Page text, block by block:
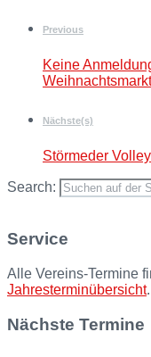
Previous
Keine
Nächste(s)
Störmeder
Search:
Service
Alle Vereins-Termine
Jahresterminübersicht.
Nächste Termine